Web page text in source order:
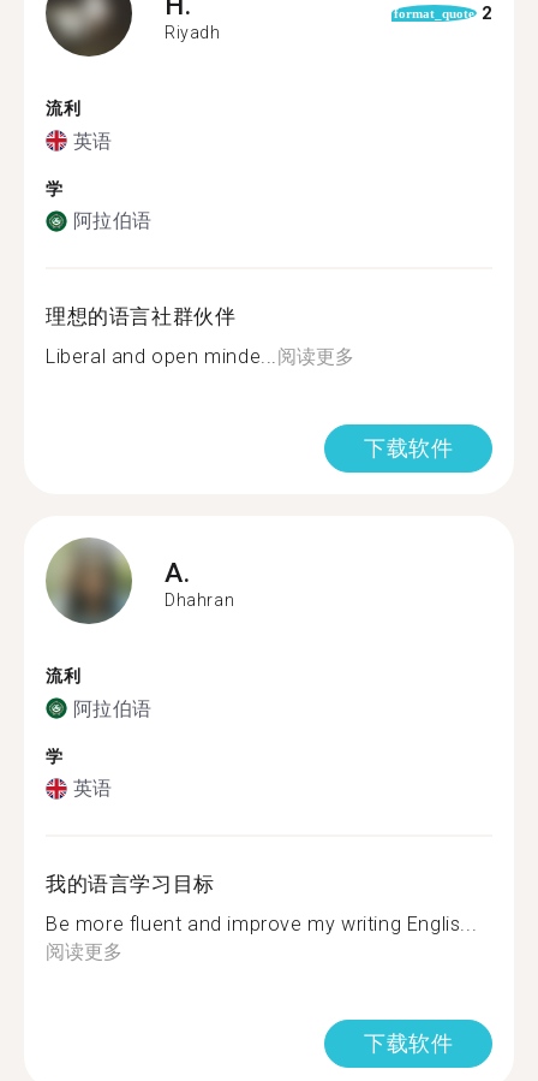
Riyadh
format_quote 2
流利
英语
学
阿拉伯语
理想的语言社群伙伴
Liberal and open minde...阅读更多
下载软件
A.
Dhahran
流利
阿拉伯语
学
英语
我的语言学习目标
Be more fluent and improve my writing Englis...
阅读更多
下载软件